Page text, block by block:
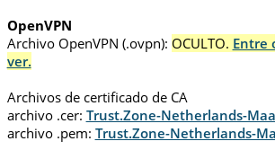
OpenVPN
Archivo OpenVPN (.ovpn): OCULTO. Entre
ver.
Archivos de certificado de CA
archivo .cer: Trust.Zone-Netherlands-
archivo .pem: Trust.Zone-Netherlands-